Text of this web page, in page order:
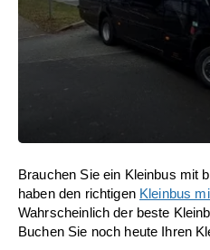
Brauchen Sie ein Kleinbus mit
haben den richtigen Kleinbus
Wahrscheinlich der beste
Buchen Sie noch heute Ihren